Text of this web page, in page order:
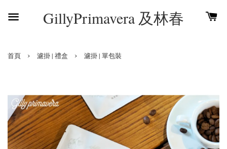
GillyPrimavera 及林春
首頁 › 濾掛 | 禮盒 › 濾掛 | 單包裝